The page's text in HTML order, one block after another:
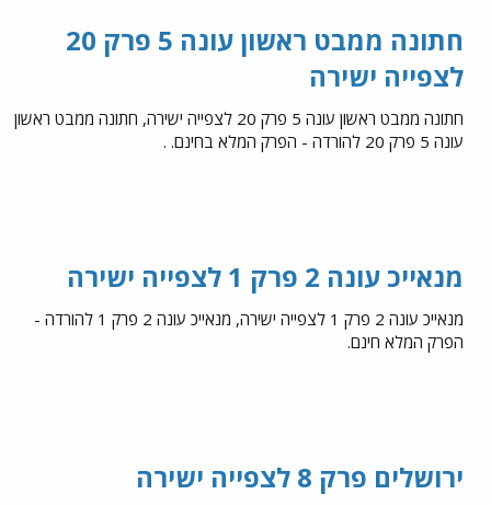
חתונה ממבט ראשון עונה 5 פרק 20
לצפייה ישירה
חתונה ממבט ראשון עונה 5 פרק 20 לצפייה ישירה, חתונה ממבט ראשון
עונה 5 פרק 20 להורדה - הפרק המלא בחינם. .
מנאייכ עונה 2 פרק 1 לצפייה ישירה
מנאייכ עונה 2 פרק 1 לצפייה ישירה, מנאייכ עונה 2 פרק 1 להורדה -
הפרק המלא חינם.
ירושלים פרק 8 לצפייה ישירה